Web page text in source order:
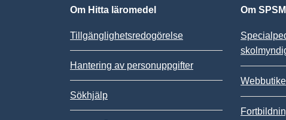
Om Hitta läromedel
Tillgänglighetsredogörelse
Hantering av personuppgifter
Sökhjälp
Om